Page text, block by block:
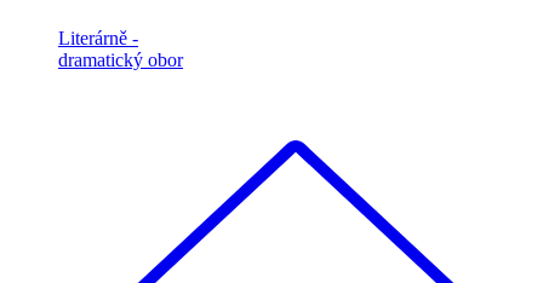
Literárně -
dramatický obor